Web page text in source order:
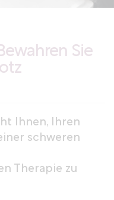
Sie
Ihnen, Ihren
schweren
Therapie zu